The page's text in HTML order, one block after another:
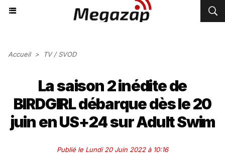
Accueil > TV / SVOD
La saison 2 inédite de
BIRDGIRL débarque dès le 20
juin en US+24 sur Adult Swim
Publié le Lundi 20 Juin 2022 à 10:16